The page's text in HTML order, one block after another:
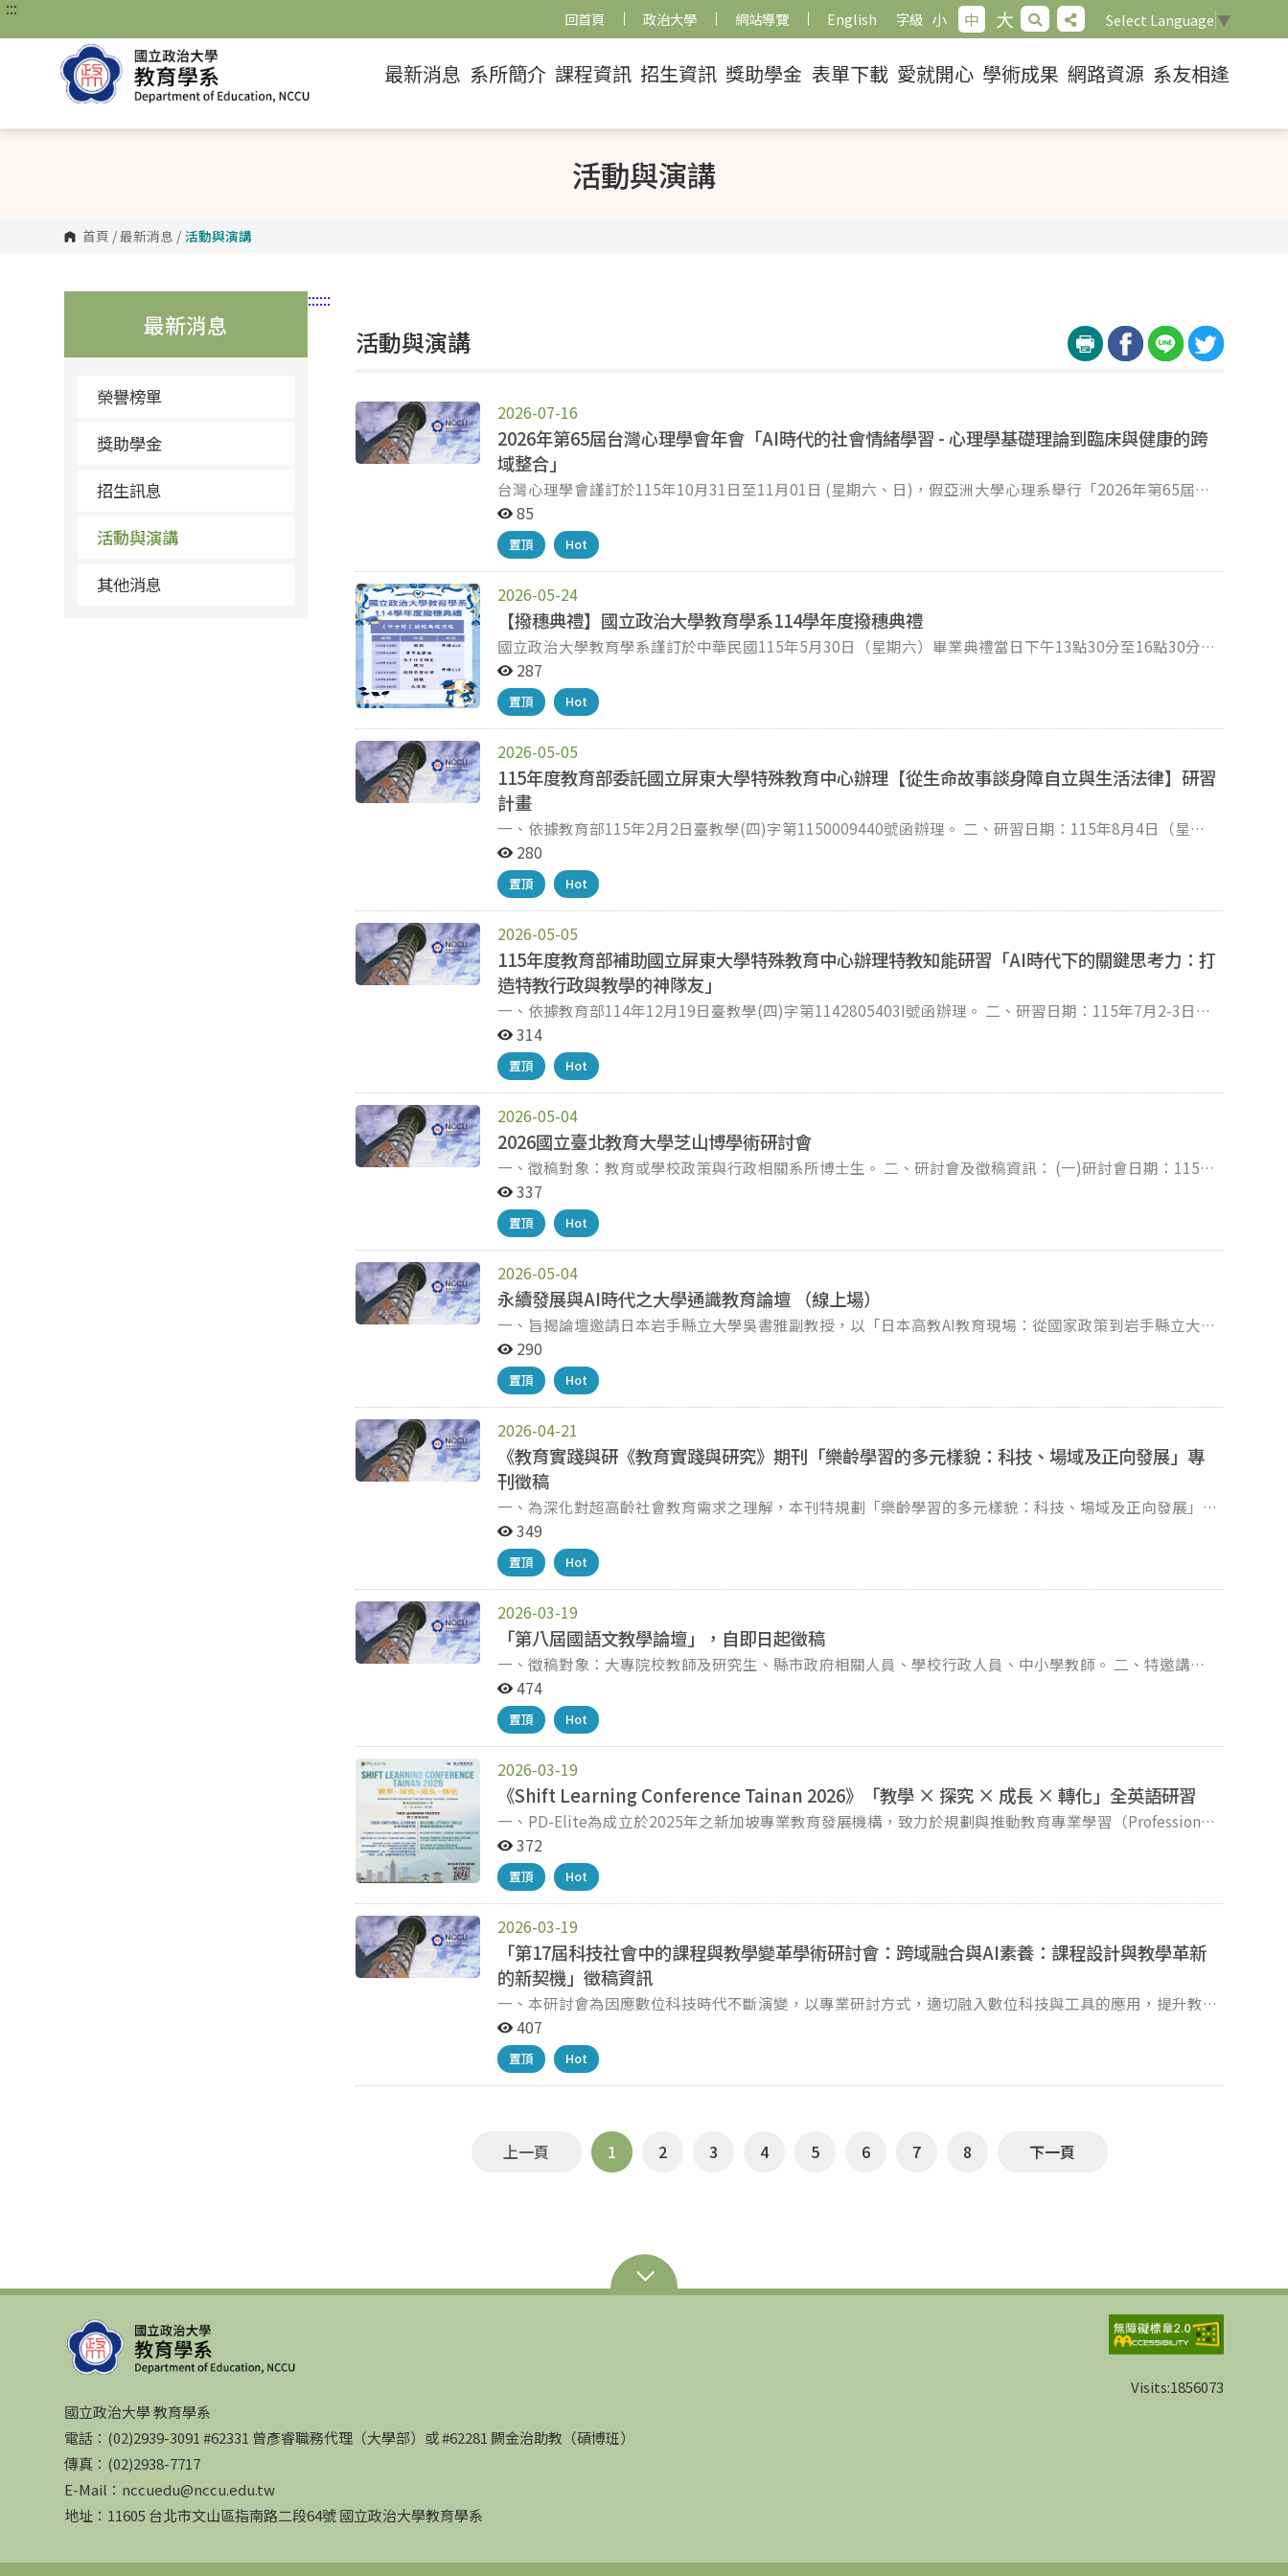
跳
主
::: 回首頁 政治大學 網站導覽 English 字級 小 中 大 Select Language ▼
最新消息 系所簡介 課程資訊 招生資訊 獎助學金 表單下載 愛就開心 學術成果 網路資源 系友相逢
活動與演講
首頁 /最新消息 / 活動與演講
:::
最新消息
榮譽榜單
獎助學金
招生訊息
活動與演講
其他消息
:::
活動與演講
2026-07-16
2026年第65屆台灣心理學會年會「AI時代的社會情緒學習 - 心理學基礎理論到臨床與健康的跨
域整合」
台灣心理學會謹訂於115年10月31日至11月01日 (星期六、日)，假亞洲大學心理系舉行「2026年第65屆台
灣心理學會年會」，今年年會主題為「AI時代的社會情緒學習 - 心理學基礎理論到臨床與健康的跨域整
合」。 本次年會徵稿形式包含口頭發表、海報發表、專題研討及工作坊，專題研討、工作坊徵稿時間至8
月24日 (星期一) 止；口頭發表、海報發表徵稿時間至8月31日 (星期一) 止，誠摯地邀請相關系所的師生踴
躍投稿。投稿詳情及相關規定請參閱本會網站 (https://www.tpa-tw.org/2026submission-registration)。
此外，年會報名已開放，報名截止日期為10月05日 (星期一)，敬請貴單位惠予公告宣傳，並鼓勵師生投
稿、報名。投稿和報名連結如下： 投稿連結：https://forms.gle/kga3X89x9BgFUiXn7 報名連結：
https://docs.google.com/forms/d/e/1FAIpQLSem3EVIVw-MuJ8oAzMDk-
g79JIZqoA9dPuFzhnWO_h1cVPRmA/viewform?usp=header 早鳥優惠【9/28前】：非會員學生1,500
85
置頂 Hot
2026-05-24
【撥穗典禮】國立政治大學教育學系114學年度撥穗典禮
國立政治大學教育學系謹訂於中華民國115年5月30日（星期六）畢業典禮當日下午13點30分至16點30分，
於本校井塘樓313會議室，舉辦國立政治大學教育學系撥穗典禮，誠摯邀請同學們踴躍參加。 請於115年5
月28日(四)下午5點前回覆下方表單， 非常感謝！ 【撥穗典禮報名表單】國立政治大學教育學系114學年度
撥穗典禮 教育學系撥穗典禮邀請函 校級畢業典禮畢業生報名 預祝 鵬程萬里 國立政治大學教育學系辦公室
敬上
287
置頂 Hot
2026-05-05
115年度教育部委託國立屏東大學特殊教育中心辦理【從生命故事談身障自立與生活法律】研習
計畫
一、依據教育部115年2月2日臺教學(四)字第1150009440號函辦理。 二、研習日期：115年8月4日（星期
二）08：40～16：20。 三、研習地點：本校【民生校區】五育樓十樓【多功能教室】。 四、報名名額及方
式：預計25名，並請有意者於115年6月30日(星期二)前至全國特殊教育資訊網
(https://reurl.cc/mM3xz9)，點選「研習報名→大專特教研習」報名。
280
置頂 Hot
2026-05-05
115年度教育部補助國立屏東大學特殊教育中心辦理特教知能研習「AI時代下的關鍵思考力：打
造特教行政與教學的神隊友」
一、依據教育部114年12月19日臺教學(四)字第1142805403I號函辦理。 二、研習日期：115年7月2-3日
（星期四-星期五）08：40～16：20。 三、研習地點：本校【屏商校區】學生活動中心一樓【共創基
地】。 四、報名名額及方式：預計25名，請依照報名原則於115年6月15日(星期一)前至全國特殊教育資訊
網(https://reurl.cc/mM3xz9)，點選「研習報名→大專特教研習」報名。
314
置頂 Hot
2026-05-04
2026國立臺北教育大學芝山博學術研討會
一、徵稿對象：教育或學校政策與行政相關系所博士生。 二、研討會及徵稿資訊： (一)研討會日期：115年
6月27日(星期六)。 (二)研討會地點：國立臺北教育大學行政大樓五樓A501。 (三)採全文徵稿及審查，自即
日起至115年5月22日（下午５時截止） 三、徵稿須知及遞件表格，請參考報名頁面提供之「2026芝山博學
術研討會執行計畫書」。 四、檢附本研討會宣傳海報電子檔1份，最新詳情亦可至本校教育經營與管理學系
網頁查詢(網址：https://em.ntue.edu.tw)，惠請轉知所屬。
337
置頂 Hot
2026-05-04
永續發展與AI時代之大學通識教育論壇 （線上場）
一、旨揭論壇邀請日本岩手縣立大學吳書雅副教授，以「日本高教AI教育現場：從國家政策到岩手縣立大學
的數據科學教育實踐」為主題進行探討。 二、論壇資訊如下： (一)論壇日期：115年6月2日（星期二）。
(二)論壇時間：13：30-15：20（流程詳如附件海報） (三)論壇地點：線上會議（報名後寄送連結） (四)報
名期限：即日起至115年5月15日（星期五）止。 (五)報名連結：https://forms.gle/iCR25eFvGtjW8EqC8
三、全程參與者將提供公務人員終身學習時數2小時或「全國教師在職進修資訊網」中小學教師研習時數2
小時。 四、若有任何問題，請洽國立臺中教育大學高等教育經營管理碩士學位學程白小姐（電話：04-
22183289，信箱：hd@mail.ntcu.edu.tw）。
290
置頂 Hot
2026-04-21
《教育實踐與研《教育實踐與研究》期刊「樂齡學習的多元樣貌：科技、場域及正向發展」專
刊徵稿
一、為深化對超高齡社會教育需求之理解，本刊特規劃「樂齡學習的多元樣貌：科技、場域及正向發展」專
刊，徵稿範 疇涵蓋「科技融入高齡學習」、「多元場域與制度」及「正向發展與福祉」等三大主題。 二、
上開專刊預計116年出刊，截稿日為115年12月31日。來稿採「隨到隨審」方式，並採雙向匿名審查程序。
三、本刊為TSSCI第一級期刊，誠摯歡迎全國各大專校院專家學者、研究人員及實務工作者踴躍投稿。 四、
詳細投稿說明、徵稿規則、撰稿體例及相關規定，請逕至本刊網頁（https://jepr.ntue.edu.tw/）查詢。
五、檢附專刊徵稿說明及專刊徵稿海報各1份，敬請惠予公告並鼓勵貴校師生踴躍賜稿。
349
置頂 Hot
2026-03-19
「第八屆國語文教學論壇」，自即日起徵稿
一、徵稿對象：大專院校教師及研究生、縣市政府相關人員、學校行政人員、中小學教師。 二、特邀講
座：跨國性母語教材教法實務分享。 三、徵稿討論議題： (一)國語文教育政策現況與發展趨勢。 (二)國語
文課程理論與教學設計實務。 (三)國語文教材編寫理論、趨勢與實務。 (四)國語文聆聽教學理論、趨勢與實
務。 (五)國語文說話教學理論、趨勢與實務。 (六)國語文識字教學理論、趨勢與實務。 (七)國語文寫字教學
理論、趨勢與實務。 (八)國語文閱讀教學理論、趨勢與實務。 (九)國語文寫作教學理論、趨勢與實務。 (十)
國語文教學評量理論、趨勢與實務。 (十一)國語文注音符號教學理論與實務。 (十二)少兒文學探析與教學實
務。 (十三)其他國語文教育相關議題。 四、研討會辦理時間及地點： (一)研討會時間：115年8月24日(星期
一)。 (二)研討會地點：本校行政樓A307。 五、檢附徵稿回執表（附件一）及論文格式（附件二）： (一)摘
要投稿請寄送摘要回執表word及pdf電子檔至聯絡人信箱，檔名請標註姓名，投稿語文教育學系「第八屆國
語文教學論壇」，摘要投稿不收紙本。 (二)摘要截稿日期：115年4月30日。 (三)摘要審核後將另公告全文
投稿，並於115年7月5日前繳交論文全文，格式請參閱附件二。 六、聯絡方式：國立臺中教育大學語文教育
學系辦公室（04-22183433，AE0187@mail.ntcu.edu.tw）。
474
置頂 Hot
2026-03-19
《Shift Learning Conference Tainan 2026》「教學 × 探究 × 成長 × 轉化」全英語研習
一、PD-Elite為成立於2025年之新加坡專業教育發展機構，致力於規劃與推動教育專業學習（Professional
Learning）活動，並依據國際教育研究與教育現場需求設計具實務導 向之教師研習與專業成長方案。該機
構於亞太地區辦理各項教育研討會、工作坊與客製化專業發展課程，促進教育工作者之專業交流與教學創
新。 二、本次《SHIFT Learning Conference》為亞太地區系列研習活動的第一場，於臺灣臺南市進行，邀
請國際教育工作者與學校領導人共同參與，透過主題式工作坊與實務分享，探討當代教育重要議題，促進教
師在教學設計、學習評量與學生發展等面向之專業成長。 三、臺南市崑山高級中等學校為促進教師專業發
展並引進國際教育專業資源，特與PD-Elite合作共同辦理《Shift Learning ConferenceTainan 2026》國際
教育研習活動，研習訂於2026年4月11日至4月12日於臺南市威爾森國際國民小學（WilsonInternational
Elementary School, Tainan）舉行，為全臺灣少數為所有學習階段教育工作者辦理的全英語研習，機會難
得。 四、本次研習邀請國際級講師採英語授課，其中兩場提供雙語支持，規劃兩大主題學習軌，包括「社
會情緒學習（Social-Emotional Learning）」及「素養與閱讀能力發展（Building Literacy Skills）」等議
題，透過多場工作坊與實務交流，深化教師對學生學習與教學策略之理解與應用。 五、敬請各校協助公告
本研習資訊，並鼓勵所屬教師及教育相關人員踴躍報名參加，以促進跨校專業交流並提升教育專業能量。活
372
置頂 Hot
2026-03-19
「第17屆科技社會中的課程與教學變革學術研討會：跨域融合與AI素養：課程設計與教學革新
的新契機」徵稿資訊
一、本研討會為因應數位科技時代不斷演變，以專業研討方式，適切融入數位科技與工具的應用，提升教師
專業發展 能力，研討會訂於115年6月13日(星期六)在國立暨南國際大學教育學院哈佛教室舉行。 二、研討
會相關徵稿期程如下： (一)論文摘要截稿日期：115年3月27日(星期五)。 (二)論文摘要審查結果通知：115
年4月13日(星期一)。 (三)論文全文截稿日期：115年5月11日(星期一)。 (四)論文全文審查結果通知：115
年5月22日(星期五)。 三、本研討會將申請「全國教師在職進修資訊網」中小學教師研習時數，歡迎與會。
https://cit.ncnu.edu.tw/p/406-1033-33046,r175.php?Lang=zh-tw
407
置頂 Hot
上一頁 1 2 3 4 5 6 7 8 下一頁
國立政治大學 教育學系
電話：(02)2939-3091 #62331 曾彥睿職務代理（大學部）或 #62281 闕金治助教（碩博班）
傳真：(02)2938-7717
E-Mail：nccuedu@nccu.edu.tw
地址：11605 台北市文山區指南路二段64號 國立政治大學教育學系
Visits:1856073